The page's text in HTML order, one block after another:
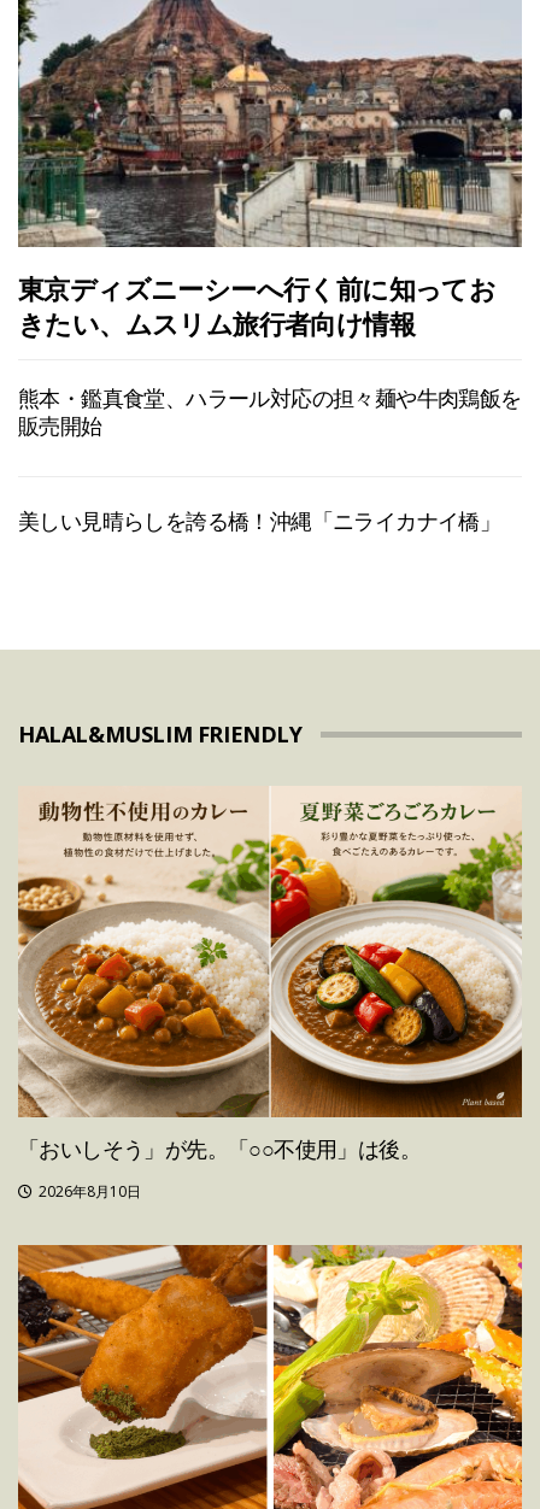
東京ディズニーシーへ行く前に知ってお
きたい、ムスリム旅行者向け情報
熊本・鑑真食堂、ハラール対応の担々麺や牛肉鶏飯を
販売開始
美しい見晴らしを誇る橋！沖縄「ニライカナイ橋」
HALAL&MUSLIM FRIENDLY
「おいしそう」が先。「○○不使用」は後。
2026年8月10日